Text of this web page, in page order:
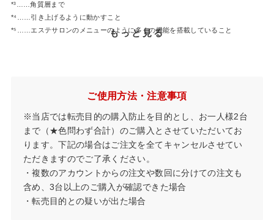
*³……角質層まで
*⁴……引き上げるように動かすこと
*⁵……エステサロンのメニューのように多くの機能を搭載していること
もっと見る
ご使用方法・注意事項
※当店では転売目的の購入防止を目的とし、お一人様2台
まで（★色問わず合計）のご購入とさせていただいてお
ります。下記の場合はご注文を全てキャンセルさせてい
ただきますのでご了承ください。
・複数のアカウントからの注文や数回に分けての注文も
含め、3台以上のご購入が確認できた場合
・転売目的との疑いが出た場合